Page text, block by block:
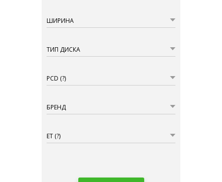
ШИРИНА
ТИП ДИСКА
PCD (?)
БРЕНД
ET (?)